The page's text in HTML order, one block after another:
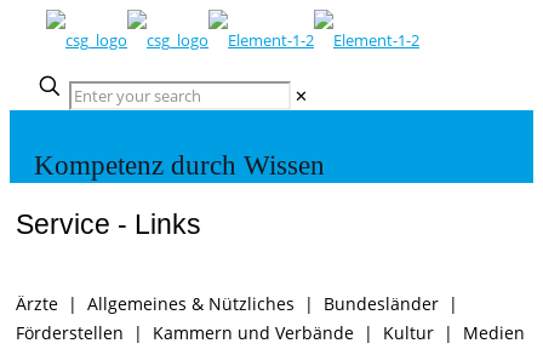
✕
Kompetenz durch Wissen
Service - Links
Ärzte | Allgemeines & Nützliches | Bundesländer |
Förderstellen | Kammern und Verbände | Kultur | Medien